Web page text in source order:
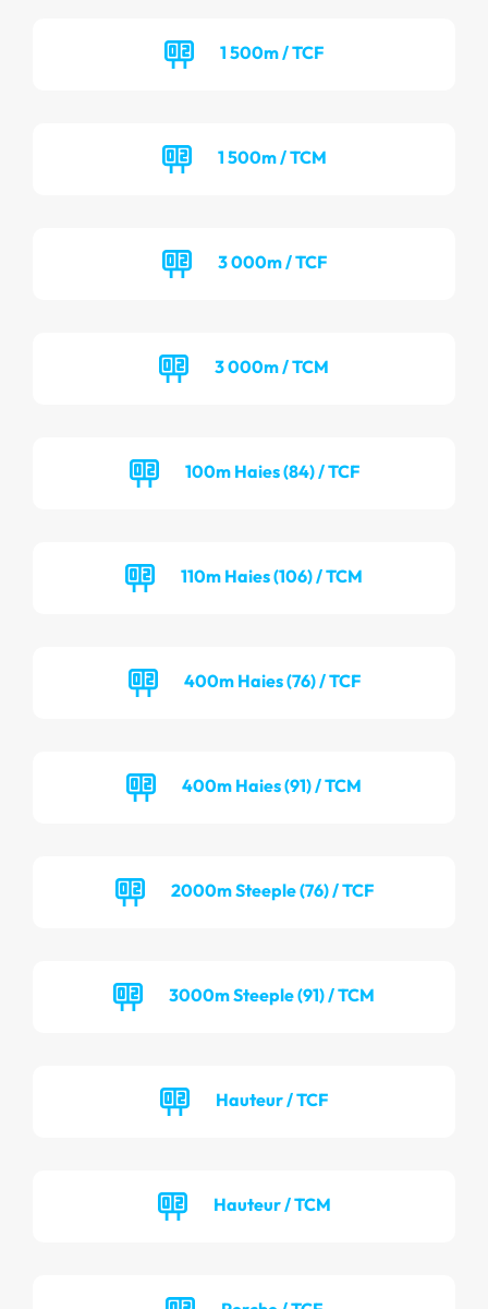
1 500m / TCF
1 500m / TCM
3 000m / TCF
3 000m / TCM
100m Haies (84) / TCF
110m Haies (106) / TCM
400m Haies (76) / TCF
400m Haies (91) / TCM
2000m Steeple (76) / TCF
3000m Steeple (91) / TCM
Hauteur / TCF
Hauteur / TCM